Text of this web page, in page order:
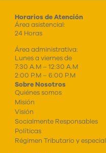
Horarios de Atención
Área asistencial:
24 Horas
Área administrativa:
Lunes a viernes de
7:30 A.M – 12:30 A.M
2:00 P.M – 6:00 P.M
Sobre Nosotros
Quiénes somos
Misión
Visión
Socialmente Responsables
Políticas
Régimen Tributario y especial